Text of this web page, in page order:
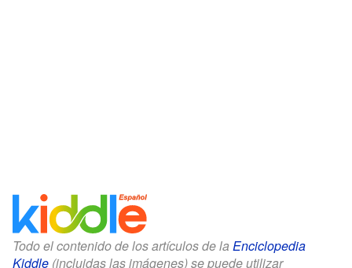
Todo el contenido de los artículos de la Enciclopedia
Kiddle (incluidas las imágenes) se puede utilizar